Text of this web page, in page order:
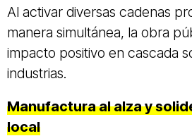
Al activar diversas cadenas
manera simultánea, la obra
impacto positivo en cascada
industrias.
Manufactura al alza y
local